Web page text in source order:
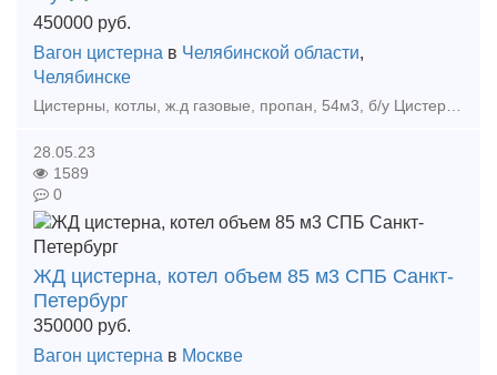
450000 руб.
Вагон цистерна в Челябинской области,
Челябинске
Цистерны, котлы, ж.д газовые, пропан, 54м3, б/у Цистерны ж.д газовые (пропан-бутан) 54 куб.м., модели 903-Р. Длина 10.7м, диаметр -2.65м, вес -17 тонн. По цене 450.000 руб.
28.05.23
1589
0
ЖД цистерна, котел объем 85 м3 СПБ Санкт-
Петербург
350000 руб.
Вагон цистерна в Москве